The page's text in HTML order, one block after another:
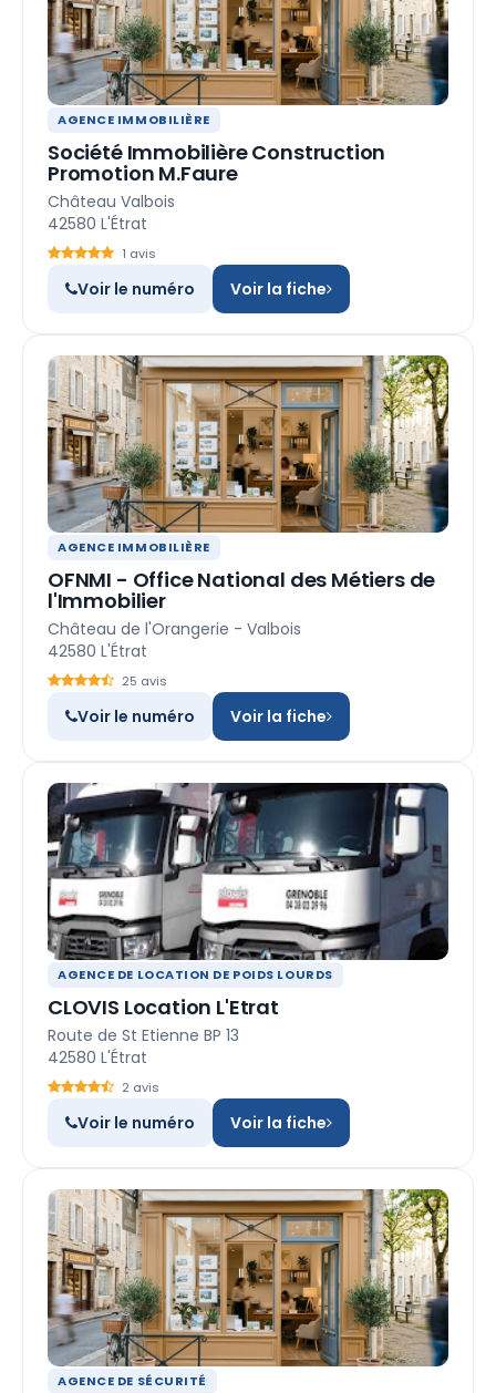
AGENCE IMMOBILIÈRE
Société Immobilière Construction
Promotion M.Faure
Château Valbois
42580 L'Étrat
1 avis
Voir le numéro Voir la fiche
AGENCE IMMOBILIÈRE
OFNMI - Office National des Métiers de
l'Immobilier
Château de l'Orangerie - Valbois
42580 L'Étrat
25 avis
Voir le numéro Voir la fiche
AGENCE DE LOCATION DE POIDS LOURDS
CLOVIS Location L'Etrat
Route de St Etienne BP 13
42580 L'Étrat
2 avis
Voir le numéro Voir la fiche
AGENCE DE SÉCURITÉ